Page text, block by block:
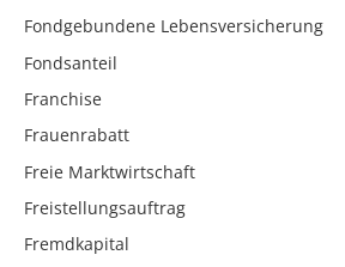
Fondgebundene Lebensversicherung
Fondsanteil
Franchise
Frauenrabatt
Freie Marktwirtschaft
Freistellungsauftrag
Fremdkapital